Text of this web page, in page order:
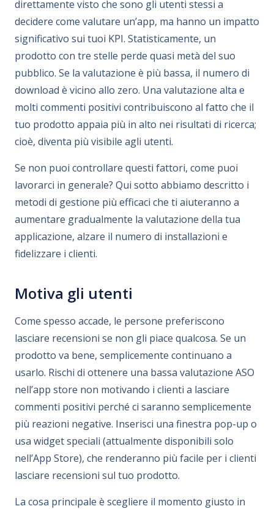
direttamente visto che sono gli utenti stessi a
decidere come valutare un’app, ma hanno un impatto
significativo sui tuoi KPI. Statisticamente, un
prodotto con tre stelle perde quasi metà del suo
pubblico. Se la valutazione è più bassa, il numero di
download è vicino allo zero. Una valutazione alta e
molti commenti positivi contribuiscono al fatto che il
tuo prodotto appaia più in alto nei risultati di ricerca;
cioè, diventa più visibile agli utenti.
Se non puoi controllare questi fattori, come puoi
lavorarci in generale? Qui sotto abbiamo descritto i
metodi di gestione più efficaci che ti aiuteranno a
aumentare gradualmente la valutazione della tua
applicazione, alzare il numero di installazioni e
fidelizzare i clienti.
Motiva gli utenti
Come spesso accade, le persone preferiscono
lasciare recensioni se non gli piace qualcosa. Se un
prodotto va bene, semplicemente continuano a
usarlo. Rischi di ottenere una bassa valutazione ASO
nell’app store non motivando i clienti a lasciare
commenti positivi perché ci saranno semplicemente
più reazioni negative. Inserisci una finestra pop-up o
usa widget speciali (attualmente disponibili solo
nell’App Store), che renderanno più facile per i clienti
lasciare recensioni sul tuo prodotto.
La cosa principale è scegliere il momento giusto in